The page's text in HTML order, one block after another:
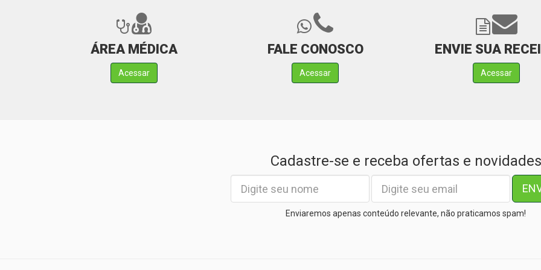
ÁREA MÉDICA
Acessar
FALE CONOSCO
Acessar
ENVIE SUA
Acessar
Cadastre-se e receba ofertas e novidades
Enviaremos apenas conteúdo relevante, não praticamos spam!